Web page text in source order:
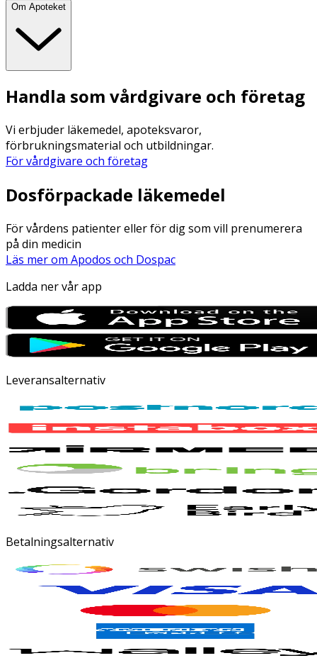
Om Apoteket
Handla som vårdgivare och företag
Vi erbjuder läkemedel, apoteksvaror,
förbrukningsmaterial och utbildningar.
För vårdgivare och företag
Dosförpackade läkemedel
För vårdens patienter eller för dig som vill prenumerera
på din medicin
Läs mer om Apodos och Dospac
Ladda ner vår app
Leveransalternativ
Betalningsalternativ